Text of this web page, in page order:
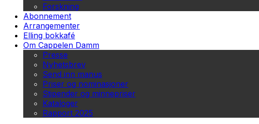
Forskning
Abonnement
Arrangementer
Elling bokkafé
Om Cappelen Damm
Presse
Nyhetsbrev
Send inn manus
Priser og nominasjoner
Stipender og minnepriser
Kataloger
Rapport 2025